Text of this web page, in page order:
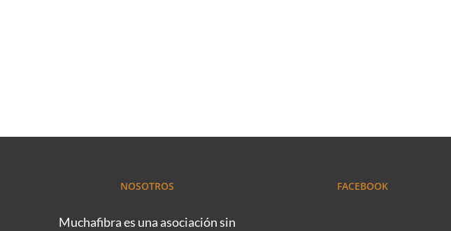
NOSOTROS
Muchafibra es una asociación sin
FACEBOOK